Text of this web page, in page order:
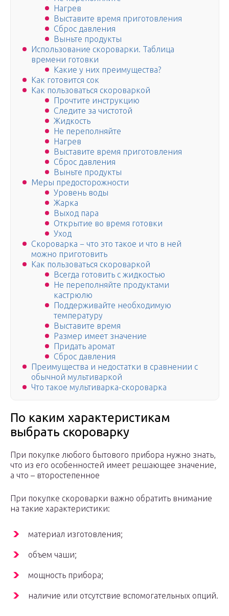
Нагрев
Выставите время приготовления
Сброс давления
Выньте продукты
Использование скороварки. Таблица
времени готовки
Какие у них преимущества?
Как готовится сок
Как пользоваться скороваркой
Прочтите инструкцию
Следите за чистотой
Жидкость
Не переполняйте
Нагрев
Выставите время приготовления
Сброс давления
Выньте продукты
Меры предосторожности
Уровень воды
Жарка
Выход пара
Открытие во время готовки
Уход
Скороварка − что это такое и что в ней
можно приготовить
Как пользоваться скороваркой
Всегда готовить с жидкостью
Не переполняйте продуктами
кастрюлю
Поддерживайте необходимую
температуру
Выставите время
Размер имеет значение
Придать аромат
Сброс давления
Преимущества и недостатки в сравнении с
обычной мультиваркой
Что такое мультиварка-скороварка
По каким характеристикам
выбрать скороварку
При покупке любого бытового прибора нужно знать,
что из его особенностей имеет решающее значение,
а что – второстепенное
При покупке скороварки важно обратить внимание
на такие характеристики:
материал изготовления;
объем чаши;
мощность прибора;
наличие или отсутствие вспомогательных опций.